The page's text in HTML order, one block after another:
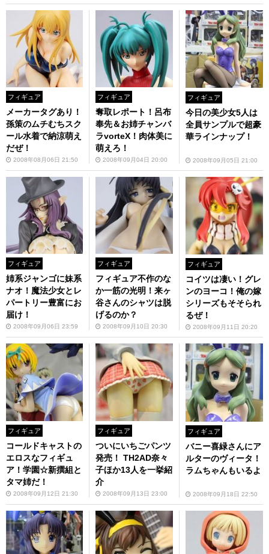
フィギュア
メーカータグあり！
孫策のムチむちスク
ール水着で納涼萌え
だぜ！
2008年08月06日 21:50
フィギュア
奪取レポート！呂布
奉先＆お姉チャンバ
ラvorteX！肉体美に
萌えろ！
2008年09月04日 20:00
フィギュア
今日の美少女5人は
全員サンプルで超豪
華ラインナップ！
2008年09月05日 21:00
フィギュア
姉系ジャンゴに妹系
ナオ！魔法少女とレ
パートリー豊富にお
届け！
2008年09月06日 23:59
フィギュア
フィギュア不作のな
か一筋の光明！来ヶ
谷さんのシャツは脱
げるのか？
2008年09月10日 20:30
フィギュア
コイツは凄い！グレ
ンのヨーコ！俺の嫁
シリーズもそそられ
るぜ！
2008年09月11日 20:20
フィギュア
コールドキャストの
エロスなフィギュ
ア！学園☆新撰組と
タマ姉だ！
2008年09月12日 21:30
フィギュア
ついにいちごパンツ
発売！ TH2AD奈々
子ほか13人を一挙紹
介
2008年09月13日 23:00
フィギュア
バニー喜緑さんにア
ルターのヴィータ！
ラムちゃんもいるよ
2008年09月18日 22:50